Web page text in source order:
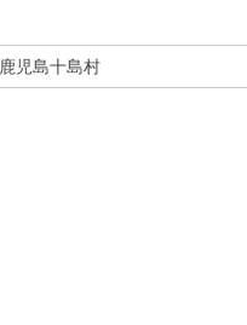
鹿児島十島村